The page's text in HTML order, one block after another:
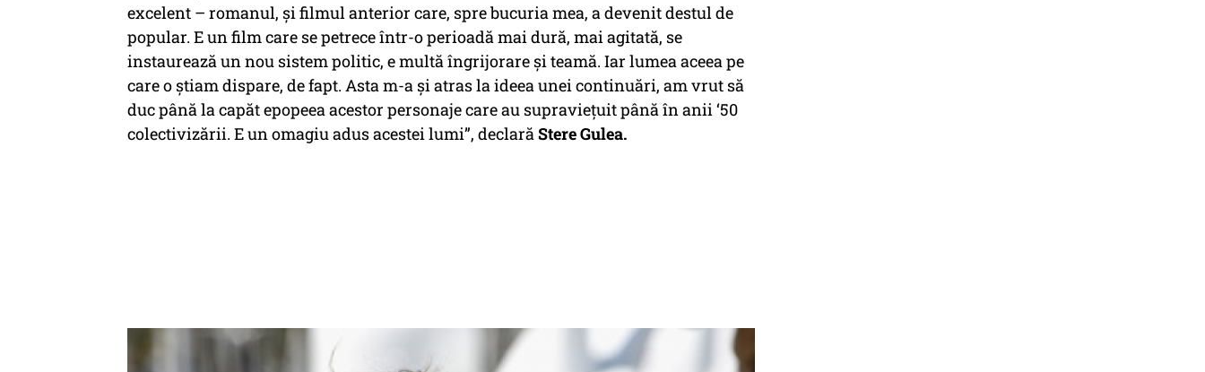
excelent – romanul, și filmul anterior care, spre bucuria mea, a devenit destul de
popular. E un film care se petrece într-o perioadă mai dură, mai agitată, se
instaurează un nou sistem politic, e multă îngrijorare și teamă. Iar lumea aceea pe
care o știam dispare, de fapt. Asta m-a și atras la ideea unei continuări, am vrut să
duc până la capăt epopeea acestor personaje care au supraviețuit până în anii ‘50
colectivizării. E un omagiu adus acestei lumi”, declarăStere Gulea.